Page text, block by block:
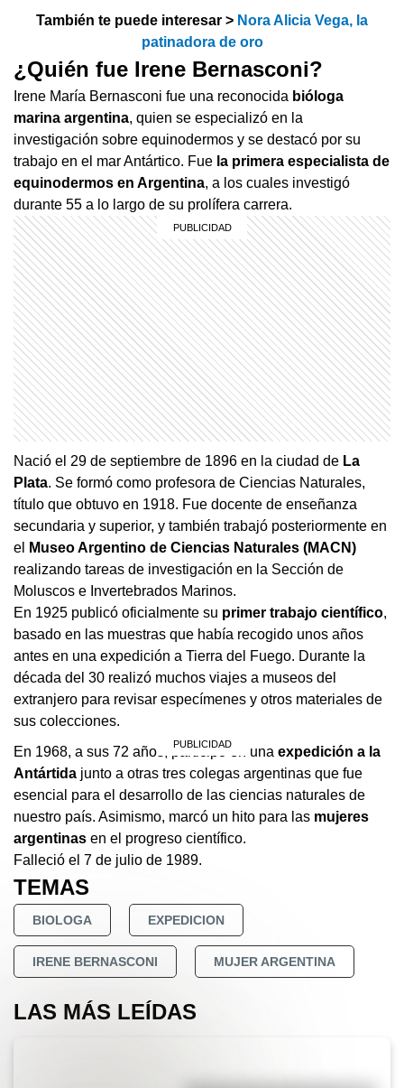
También te puede interesar > Nora Alicia Vega, la
patinadora de oro
¿Quién fue Irene Bernasconi?
Irene María Bernasconi fue una reconocida bióloga
marina argentina, quien se especializó en la
investigación sobre equinodermos y se destacó por su
trabajo en el mar Antártico. Fue la primera especialista de
equinodermos en Argentina, a los cuales investigó
durante 55 a lo largo de su prolífera carrera.
Nació el 29 de septiembre de 1896 en la ciudad de La
Plata. Se formó como profesora de Ciencias Naturales,
título que obtuvo en 1918. Fue docente de enseñanza
secundaria y superior, y también trabajó posteriormente en
el
Museo Argentino de Ciencias Naturales (MACN)
realizando tareas de investigación en la Sección de
Moluscos e Invertebrados Marinos.
En 1925 publicó oficialmente su primer trabajo científico,
basado en las muestras que había recogido unos años
antes en una expedición a Tierra del Fuego. Durante la
década del 30 realizó muchos viajes a museos del
extranjero para revisar especímenes y otros materiales de
sus colecciones.
En 1968, a sus 72 años, participó en una expedición a la
Antártida junto a otras tres colegas argentinas que fue
esencial para el desarrollo de las ciencias naturales de
nuestro país. Asimismo, marcó un hito para las mujeres
argentinas en el progreso científico.
Falleció el 7 de julio de 1989.
TEMAS
BIOLOGA EXPEDICION
IRENE BERNASCONI MUJER ARGENTINA
LAS MÁS LEÍDAS